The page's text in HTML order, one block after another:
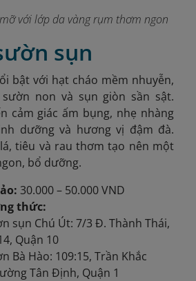
với lớp da vàng rụm thơm ngon
sụn
bật với hạt cháo mềm nhuyễn,
non và sụn giòn sần sật.
cảm giác ấm bụng, nhẹ nhàng
dưỡng và hương vị đậm đà.
tiêu và rau thơm tạo nên một
bổ dưỡng.
30.000 – 50.000 VND
thức:
sụn Chú Út: 7/3 Đ. Thành Thái,
Quận 10
Bà Hào: 109:15, Trần Khắc
Tân Định, Quận 1